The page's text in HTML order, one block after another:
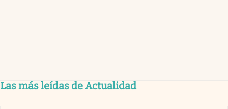
Las más leídas de Actualidad